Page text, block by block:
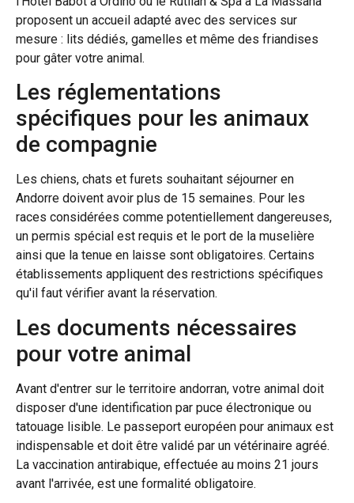
proposent un accueil adapté avec des services sur
mesure : lits dédiés, gamelles et même des friandises
pour gâter votre animal.
Les réglementations
spécifiques pour les animaux
de compagnie
Les chiens, chats et furets souhaitant séjourner en
Andorre doivent avoir plus de 15 semaines. Pour les
races considérées comme potentiellement dangereuses,
un permis spécial est requis et le port de la muselière
ainsi que la tenue en laisse sont obligatoires. Certains
établissements appliquent des restrictions spécifiques
qu'il faut vérifier avant la réservation.
Les documents nécessaires
pour votre animal
Avant d'entrer sur le territoire andorran, votre animal doit
disposer d'une identification par puce électronique ou
tatouage lisible. Le passeport européen pour animaux est
indispensable et doit être validé par un vétérinaire agréé.
La vaccination antirabique, effectuée au moins 21 jours
avant l'arrivée, est une formalité obligatoire.